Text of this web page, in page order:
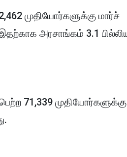
முதியோர்களுக்கு மார்ச்
அரசாங்கம் 3.1
71,339 முதியோர்களுக்கு